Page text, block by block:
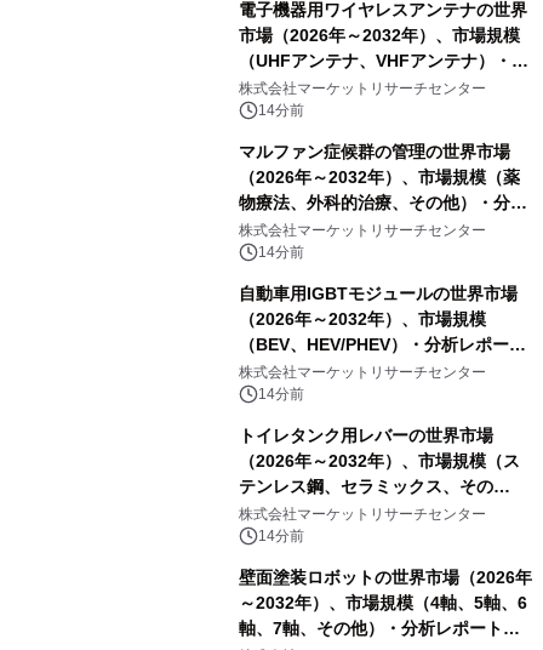
電子機器用ワイヤレスアンテナの世界
市場（2026年～2032年）、市場規模
（UHFアンテナ、VHFアンテナ）・分
析レポートを発表
株式会社マーケットリサーチセンター
14分前
マルファン症候群の管理の世界市場
（2026年～2032年）、市場規模（薬
物療法、外科的治療、その他）・分析
レポートを発表
株式会社マーケットリサーチセンター
14分前
自動車用IGBTモジュールの世界市場
（2026年～2032年）、市場規模
（BEV、HEV/PHEV）・分析レポート
を発表
株式会社マーケットリサーチセンター
14分前
トイレタンク用レバーの世界市場
（2026年～2032年）、市場規模（ス
テンレス鋼、セラミックス、その
他）・分析レポートを発表
株式会社マーケットリサーチセンター
14分前
壁面塗装ロボットの世界市場（2026年
～2032年）、市場規模（4軸、5軸、6
軸、7軸、その他）・分析レポートを